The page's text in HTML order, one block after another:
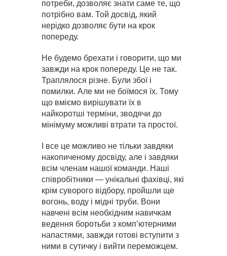
потреби, дозволяє знати саме те, що
потрібно вам. Той досвід, який
нерідко дозволяє бути на крок
попереду.
Не будемо брехати і говорити, що ми
завжди на крок попереду. Це не так.
Траплялося різне. Були збої і
помилки. Але ми не боїмося їх. Тому
що вміємо вирішувати їх в
найкоротші терміни, зводячи до
мінімуму можливі втрати та простої.
І все це можливо не тільки завдяки
накопиченому досвіду, але і завдяки
всім членам нашої команди. Наші
співробітники — унікальні фахівці, які
крім суворого відбору, пройшли ще
вогонь, воду і мідні труби. Вони
навчені всім необхідним навичкам
ведення боротьби з комп’ютерними
напастями, завжди готові вступити з
ними в сутичку і вийти переможцем.